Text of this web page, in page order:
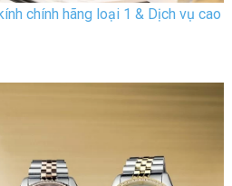
chính hãng loại 1 & Dịch vụ cao